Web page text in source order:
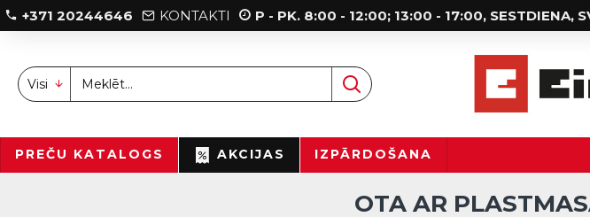
+371 20244646 KONTAKTI P - PK. 8:00 - 12:00; 13:00 - 17:00, SESTDIENA,
Visi
PREČU KATALOGS AKCIJAS IZPĀRDOŠANA
OTA AR